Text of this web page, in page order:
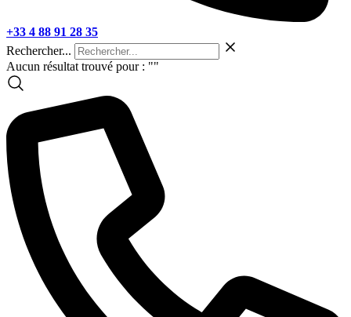
+33 4 88 91 28 35
Rechercher...
Aucun résultat trouvé pour : ""